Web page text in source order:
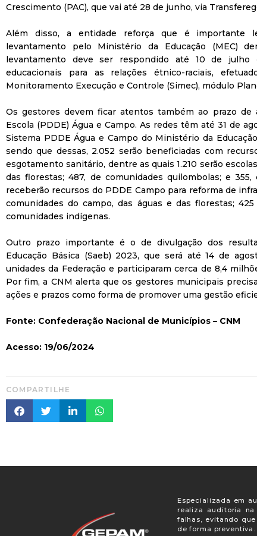
Crescimento (PAC), que vai até 28 de junho, via
Além disso, a entidade reforça que é importante
levantamento pelo Ministério da Educação (MEC)
levantamento deve ser respondido até 10 de
educacionais para as relações étnico-raciais,
Monitoramento Execução e Controle (Simec), módulo
Os gestores devem ficar atentos também ao prazo de
Escola (PDDE) Água e Campo. As redes têm até 31 de
Sistema PDDE Água e Campo do Ministério da
sendo que dessas, 2.052 serão beneficiadas com
esgotamento sanitário, dentre as quais 1.210 serão
das florestas; 487, de comunidades quilombolas; e
receberão recursos do PDDE Campo para reforma de
comunidades do campo, das águas e das florestas;
comunidades indígenas.
Outro prazo importante é o de divulgação dos
Educação Básica (Saeb) 2023, que será até 14 de
unidades da Federação e participaram cerca de 8,4
Por fim, a CNM alerta que os gestores municipais
ações e prazos como forma de promover uma gestão
Fonte: Confederação Nacional de Municípios – CNM
Acesso: 19/06/2024
COMPARTILHE
Especializada em
realiza auditoria
falhas, evitando
de forma preventiva.